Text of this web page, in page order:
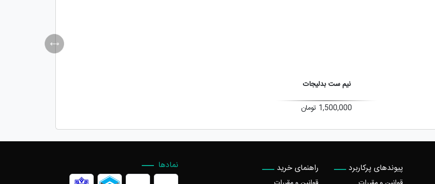
نیم ست بدلیجات
1,500,000 تومان
پیوندهای پرکاربرد راهنمای خرید نمادها